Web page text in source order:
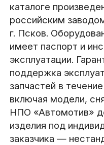
каталоге
российским
г. Псков.
имеет паспорт и
эксплуатации.
поддержка
запчастей в
включая модели,
НПО «Автомотив»
изделия под
заказчика —